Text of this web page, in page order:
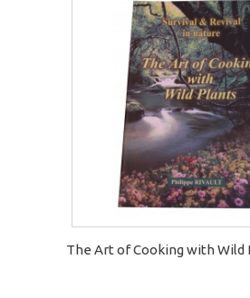
The Art of Cooking with Wild